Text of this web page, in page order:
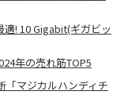
! 10 Gigabit(ギガビッ
年の売れ筋TOP5
「マジカルハンディチ